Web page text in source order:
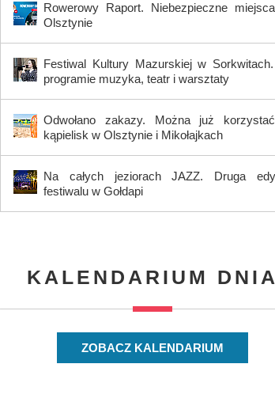
Rowerowy Raport. Niebezpieczne
Olsztynie
Festiwal Kultury Mazurskiej w
programie muzyka, teatr i warsztaty
Odwołano zakazy. Można już
kąpielisk w Olsztynie i Mikołajkach
Na całych jeziorach JAZZ. Druga
festiwalu w Gołdapi
KALENDARIUM DNIA
ZOBACZ KALENDARIUM